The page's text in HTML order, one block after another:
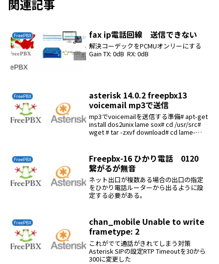
関連記事
FreePBX fax ip電話回線 送信できない
解決コーデックをPCMUオンリーにする
Gain TX: 0dB RX: 0dB
FreePBX
asterisk 14.0.2 freepbx13
voicemail mp3で送信
mp3でvoicemailを送信する準備# apt-get
install dos2unix lame sox# cd /usr/src#
wget # tar -zxvf download# cd lame-
FreePBX
Freepbx-16 ひかり電話 0120
繋がるが無音
ネット出口が複数ある場合の出口の指定
をひかり電話ルーターから出るように設
定する必要がある。
FreePBX
chan_mobile Unable to write
frametype: 2
これがでて通話がきれてしまう対策
Asterisk SIPの設定RTP Timeoutを30から
300に変更した